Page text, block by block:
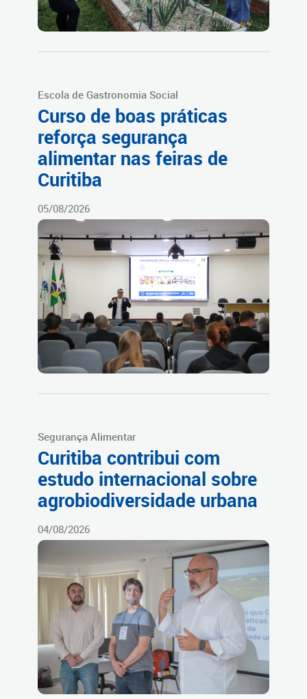
Escola de Gastronomia Social
Curso de boas práticas
reforça segurança
alimentar nas feiras de
Curitiba
05/08/2026
Segurança Alimentar
Curitiba contribui com
estudo internacional sobre
agrobiodiversidade urbana
04/08/2026